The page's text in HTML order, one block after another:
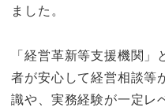
ました。
「経営革新等支援機関
者が安心して経営相談等
識や、実務経験が一定レ